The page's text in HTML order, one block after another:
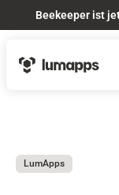
Beekeeper ist
LumApps